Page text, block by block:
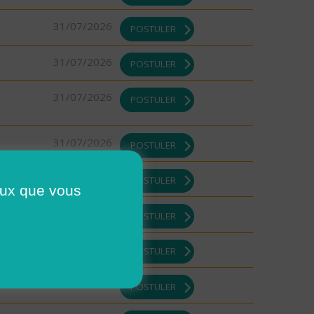
31/07/2026 POSTULER
31/07/2026 POSTULER
31/07/2026 POSTULER
31/07/2026 POSTULER
POSTULER
POSTULER
POSTULER
POSTULER
que vous